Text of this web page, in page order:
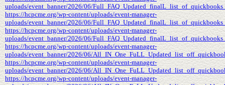
uploads/event_banner/2026/06/
https://hcpcme.org/wp-content/uploads/event-manager-
uploads/event_banner/2026/06/
https://hcpcme.org/wp-content/uploads/event-manager-
uploads/event_banner/2026/06/
https://hcpcme.org/wp-content/uploads/event-manager-
uploads/event_banner/2026/06/
https://hcpcme.org/wp-content/uploads/event-manager-
uploads/event_banner/2026/06/
https://hcpcme.org/wp-content/uploads/event-manager-